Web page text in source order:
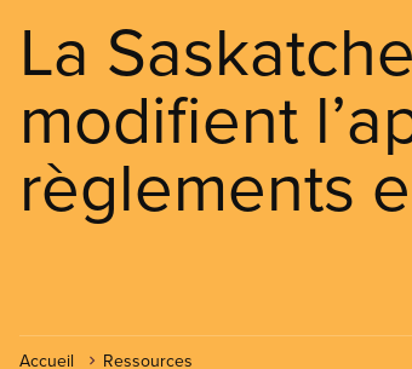
La
modifient
règlements
Accueil Ressources